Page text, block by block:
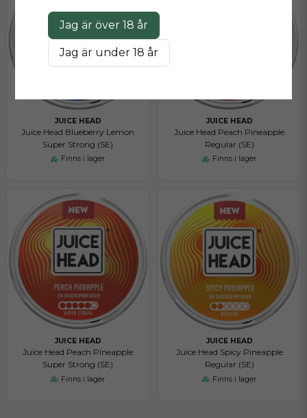
JUICE HEAD
Juice Head Blueberry Lemon
Super Strong (SE)
Finns i lager
JUICE HEAD
Juice Head Peach Pineapple
Regular (SE)
Finns i lager
JUICE HEAD
Juice Head Peach Pineapple
Super Strong (SE)
Finns i lager
JUICE HEAD
Juice Head Spicy Pineapple
Regular (SE)
Finns i lager
Jag är över 18 år
Jag är under 18 år